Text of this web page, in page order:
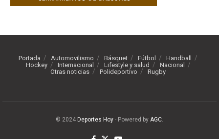
Portada Automovilismo Básquet Fútbol
Handball
Hockey
Internacional Lifestyle y salud
Nacional
Otras noticias
Polideportivo Rugby
© 2024 Deportes Hoy - Powered by AGC.